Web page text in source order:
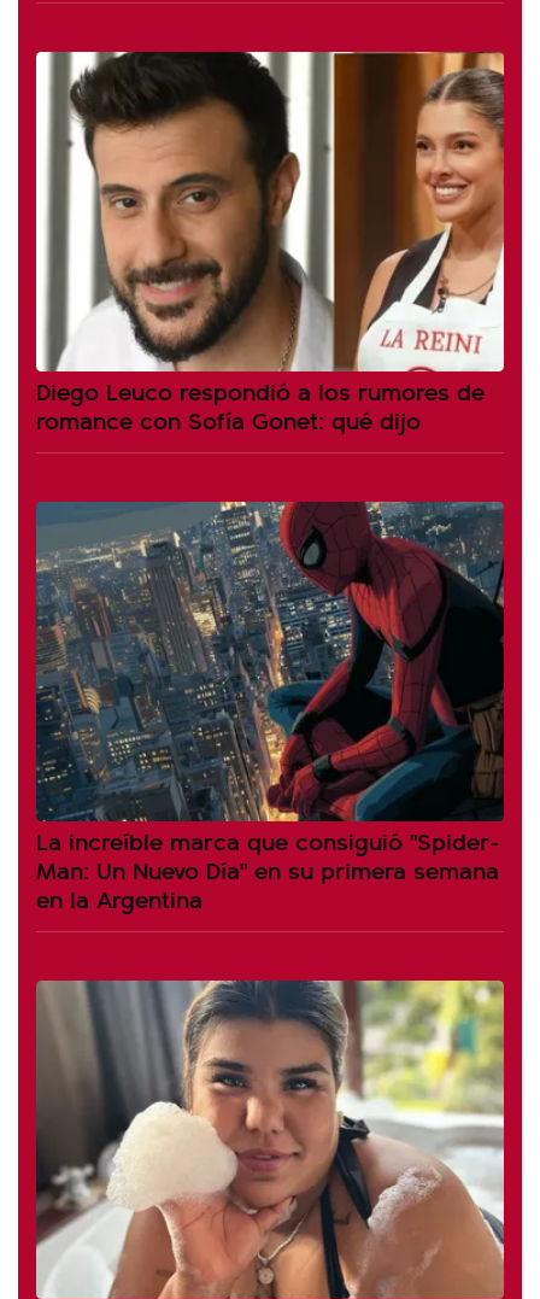
Diego Leuco respondió a los rumores de
romance con Sofía Gonet: qué dijo
La increíble marca que consiguió "Spider-
Man: Un Nuevo Día" en su primera semana
en la Argentina